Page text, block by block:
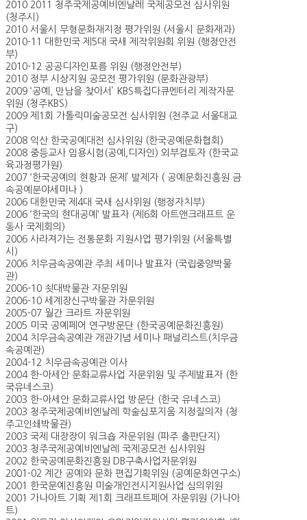
2010 2011 청주국제공예비엔날레 국제공모전 심사위원
(청주시)
2010 서울시 무형문화재지정 평가위원 (서울시 문화재과)
2010-11 대한민국 제5대 국새 제작위원회 위원 (행정안전
부)
2010-12 공공디자인포름 위원 (행정안전부)
2010 정부 시상지원 공모전 평가위원 (문화관광부)
2009 ‘공예, 만남을 찾아서’ KBS특집다큐멘터리 제작자문
위원 (청주KBS)
2009 제1회 가톨릭미술공모전 심사위원 (천주교 서울대교
구)
2008 익산 한국공예대전 심사위원 (한국공예문화협회)
2008 중등교사 임용시험(공예,디자인) 외부검토자 (한국교
육과정평가원)
2007 ‘한국공예의 현황과 문제’ 발제자 ( 공예문화진흥원 금
속공예분야세미나 )
2006 대한민국 제4대 국새 심사위원 (행정자치부)
2006 ‘한국의 현대공예‘ 발표자 (제6회 아트앤크래프트 운
동사 국제회의)
2006 사라져가는 전통문화 지원사업 평가위원 (서울특별
시)
2006 치우금속공예관 주최 세미나 발표자 (국립중앙박물
관)
2006-10 쇳대박물관 자문위원
2006-10 세계장신구박물관 자문위원
2005-07 월간 크라트 자문위원
2005 미국 공예페어 연구방문단 (한국공예문화진흥원)
2004 치우금속공예관 개관기념 세미나 패널리스트(치우금
속공예관)
2004-12 치우금속공예관 이사
2004 한-아세안 문화교류사업 자문위원 및 주제발표자 (한
국유네스코)
2003 한-아세안 문화교류사업 방문단 (한국 유네스코)
2003 청주국제공예비엔날레 학술심포지움 지정질의자 (청
주고인쇄박물관)
2003 국제 대장장이 워크숍 자문위원 (파주 출판단지)
2003 청주국제공예비엔날레 국제공모전 심사위원
2002 한국공예문화진흥원 DB구축사업자문위원
2001-02 계간 공예와 문화 편집기획위원 (공예문화연구소)
2001 한국문예진흥원 미술개인전시지원사업 심의위원
2001 가나아트 기획 제1회 크래프트페어 자문위원 (가나아
트)